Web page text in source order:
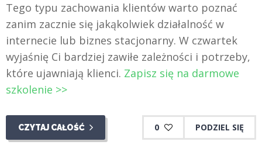
Tego typu zachowania klientów warto poznać
zanim zacznie się jakąkolwiek działalność w
internecie lub biznes stacjonarny. W czwartek
wyjaśnię Ci bardziej zawiłe zależności i potrzeby,
które ujawniają klienci. Zapisz się na darmowe
szkolenie >>
CZYTAJ CAŁOŚĆ 0 PODZIEL SIĘ